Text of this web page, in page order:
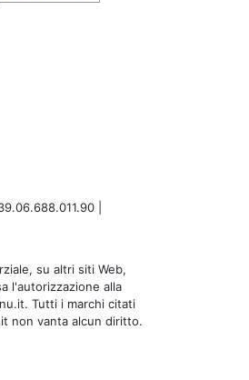
|
su altri siti Web,
l'autorizzazione alla
Tutti i marchi citati
non vanta alcun diritto.